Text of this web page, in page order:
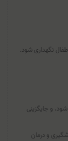
نگهداری شود.
و جایگزینی
و درمان